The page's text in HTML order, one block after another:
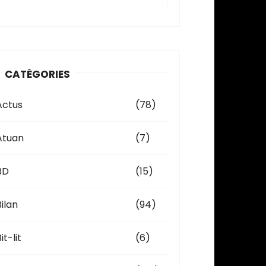
CATÉGORIES
(78)
(7)
(15)
(94)
lit (6)